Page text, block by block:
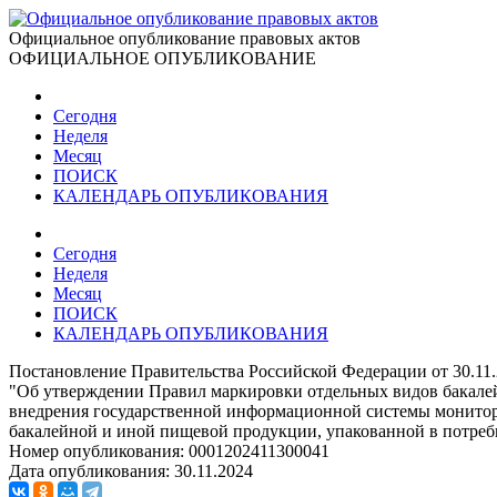
Официальное опубликование правовых актов
ОФИЦИАЛЬНОЕ ОПУБЛИКОВАНИЕ
Сегодня
Неделя
Месяц
ПОИСК
КАЛЕНДАРЬ ОПУБЛИКОВАНИЯ
Сегодня
Неделя
Месяц
ПОИСК
КАЛЕНДАРЬ ОПУБЛИКОВАНИЯ
Постановление Правительства Российской Федерации от
"Об утверждении Правил маркировки отдельных видов
внедрения государственной информационной системы
бакалейной и иной пищевой продукции, упакованной в
Номер опубликования: 0001202411300041
Дата опубликования: 30.11.2024